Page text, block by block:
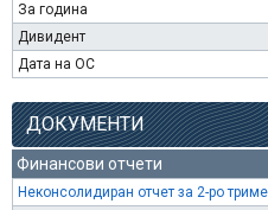
За година
Дивидент
Дата на ОС
ДОКУМЕНТИ
Финансови отчети
Неконсолидиран отчет за 2-ро